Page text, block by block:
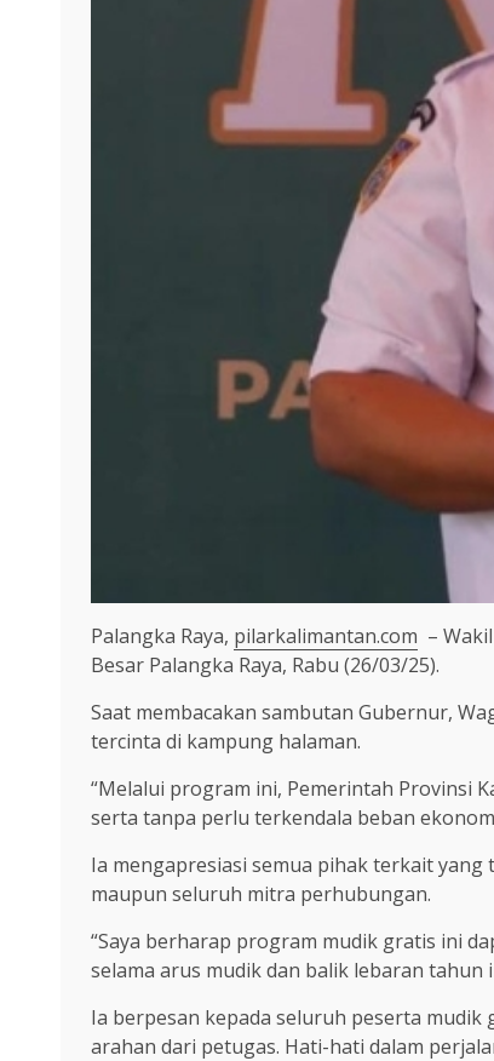
Palangka Raya, pilarkalimantan.com –
Besar Palangka Raya, Rabu (26/03/25).
Saat membacakan sambutan Gubernur,
tercinta di kampung halaman.
“Melalui program ini, Pemerintah Provinsi
serta tanpa perlu terkendala beban
Ia mengapresiasi semua pihak terkait
maupun seluruh mitra perhubungan.
“Saya berharap program mudik gratis ini
selama arus mudik dan balik lebaran tahun
Ia berpesan kepada seluruh peserta mudik
arahan dari petugas. Hati-hati dalam